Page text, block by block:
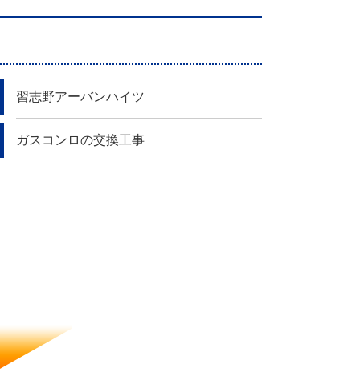
習志野アーバンハイツ
ガスコンロの交換工事